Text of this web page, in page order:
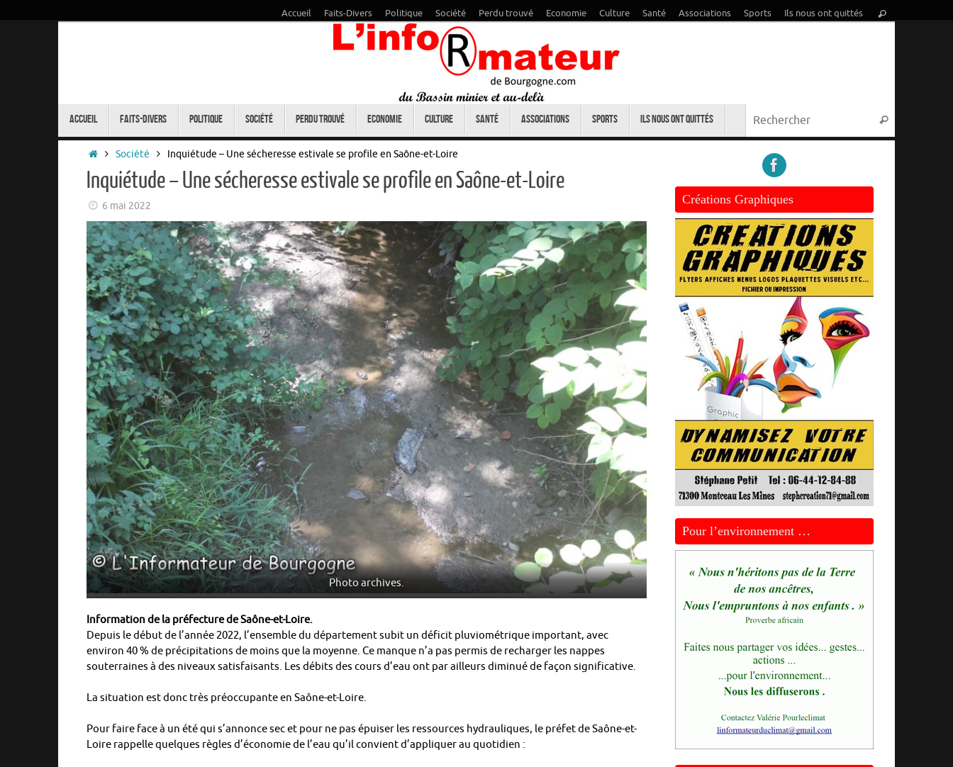
Accueil Faits-Divers Politique Société Perdu trouvé Economie Culture Santé Associations Sports Ils nous ont quittés
pour
Rechercher
Accueil Faits-Divers Politique Société Perdu trouvé Economie Culture Santé Associations Sports Ils nous ont quittés Rechercher
Accueil
Société Inquiétude – Une sécheresse estivale se profile en Saône-et-Loire
Inquiétude – Une sécheresse estivale se profile en Saône-et-Loire
6 mai 2022
Photo archives.
Information de la préfecture de Saône-et-Loire.
Depuis le début de l’année 2022, l’ensemble du département subit un déficit pluviométrique important, avec
environ 40 % de précipitations de moins que la moyenne. Ce manque n’a pas permis de recharger les nappes
souterraines à des niveaux satisfaisants. Les débits des cours d’eau ont par ailleurs diminué de façon significative.
La situation est donc très préoccupante en Saône-et-Loire.
Pour faire face à un été qui s’annonce sec et pour ne pas épuiser les ressources hydrauliques, le préfet de Saône-et-
Loire rappelle quelques règles d’économie de l’eau qu’il convient d’appliquer au quotidien :
Créations Graphiques
Pour l’environnement …